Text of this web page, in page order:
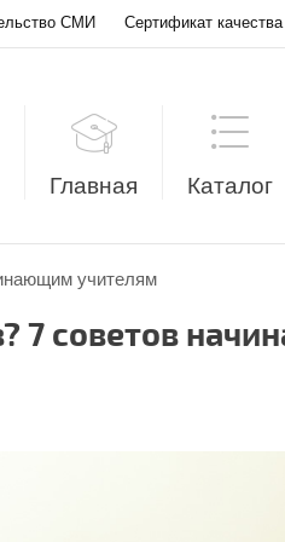
СМИ Сертификат
Главная Каталог
учителям
7 советов